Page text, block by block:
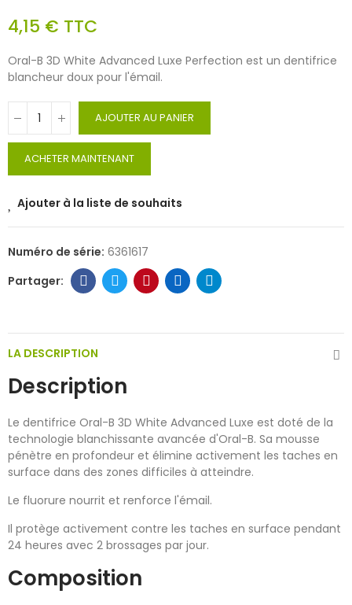
4,15 € TTC
Oral-B 3D White Advanced Luxe Perfection est un dentifrice
blancheur doux pour l'émail.
AJOUTER AU PANIER
ACHETER MAINTENANT
Ajouter à la liste de souhaits
Numéro de série: 6361617
LA DESCRIPTION
Description
Le dentifrice Oral-B 3D White Advanced Luxe est doté de la
technologie blanchissante avancée d'Oral-B. Sa mousse
pénètre en profondeur et élimine activement les taches en
surface dans des zones difficiles à atteindre.
Le fluorure nourrit et renforce l'émail.
Il protège activement contre les taches en surface pendant
24 heures avec 2 brossages par jour.
Composition